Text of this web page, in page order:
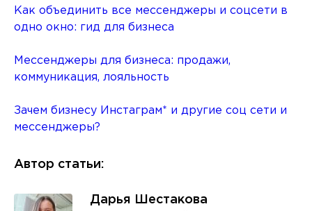
Как объединить все мессенджеры и соцсети в
одно окно: гид для бизнеса
Мессенджеры для бизнеса: продажи,
коммуникация, лояльность
Зачем бизнесу Инстаграм* и другие соц сети и
мессенджеры?
Автор статьи:
Дарья Шестакова